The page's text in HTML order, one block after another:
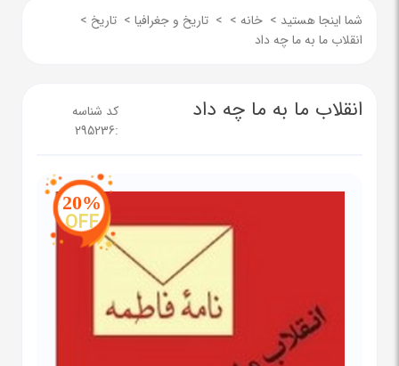
شما اینجا هستید > خانه >
> تاریخ و جغرافیا > تاریخ >
انقلاب ما به ما چه داد
انقلاب ما به ما چه داد
کد شناسه
:
295236
20%
OFF